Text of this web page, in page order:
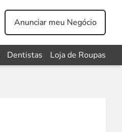
Anunciar meu Negócio
Dentistas Loja de Roupas